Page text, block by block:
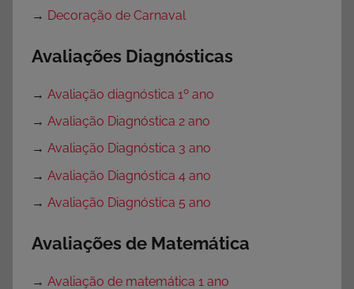
→ Decoração de Carnaval
Avaliações Diagnósticas
→ Avaliação diagnóstica 1º ano
→ Avaliação Diagnóstica 2 ano
→ Avaliação Diagnóstica 3 ano
→ Avaliação Diagnóstica 4 ano
→ Avaliação Diagnóstica 5 ano
Avaliações de Matemática
→ Avaliação de matemática 1 ano